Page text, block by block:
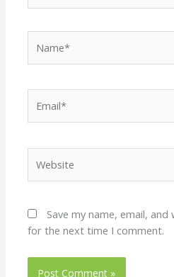
Save my name, email,
for the next time I comment.